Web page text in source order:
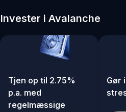
Invester i Avalanche
Tjen op til 2.75%
p.a. med
regelmæssige
Gør